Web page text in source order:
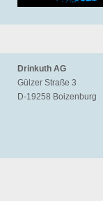
Drinkuth AG
Gülzer Straße 3
D-19258 Boizenburg